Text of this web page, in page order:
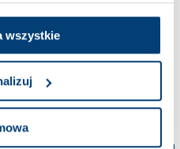
wszystkie